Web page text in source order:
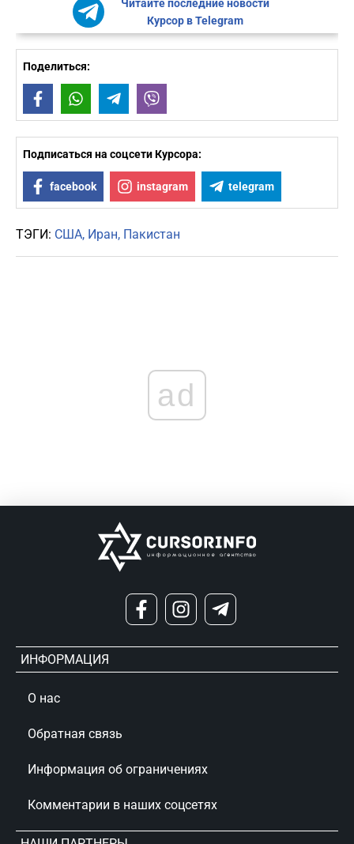
Читайте последние новости
Курсор в Telegram
Поделиться:
FacebookWhatsAppTelegram
Подписаться на соцсети Курсора:
facebook instagram telegram
ТЭГИ: США Иран Пакистан
ad
ИНФОРМАЦИЯ
О нас
Обратная связь
Информация об ограничениях
Комментарии в наших соцсетях